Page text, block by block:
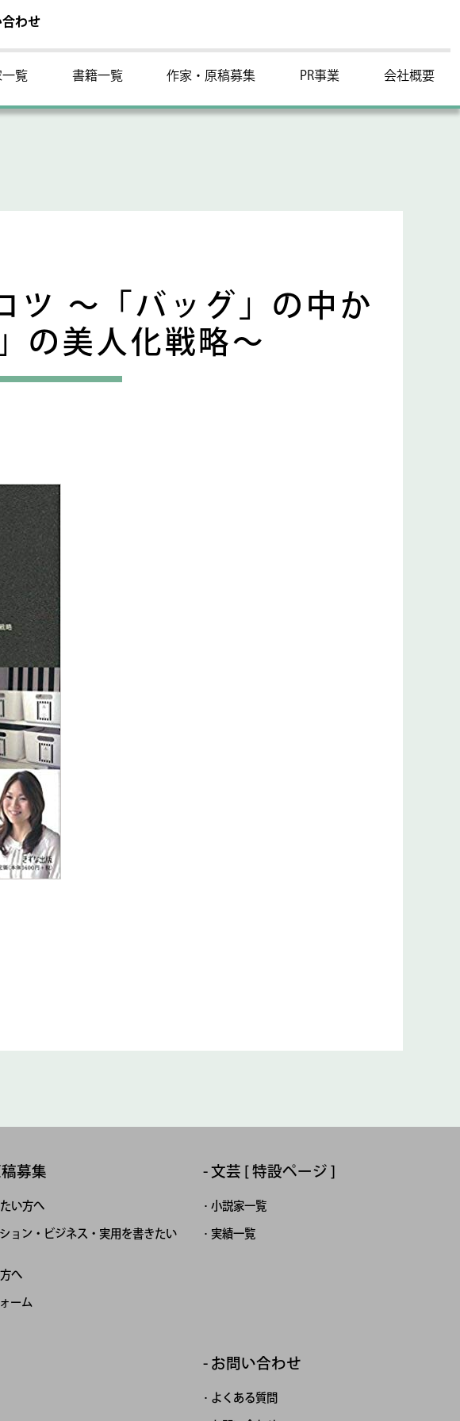
わせ
覧 書籍一覧 作家・原稿募集 PR事業 会社概要
ツ ～「バッグ」の中か
の美人化戦略～
募集
い方へ
ョン・ビジネス・実用を書きたい
へ
ーム
文芸 [ 特設ページ ]
小説家一覧
実績一覧
お問い合わせ
よくある質問